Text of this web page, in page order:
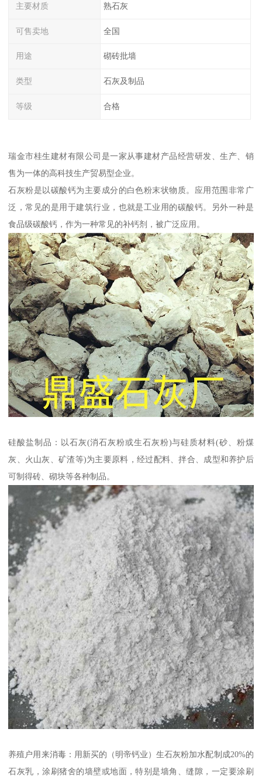
主要材质 熟石灰
可售卖地 全国
用途 砌砖批墙
类型 石灰及制品
等级 合格
瑞金市桂生建材有限公司是一家从事建材产品经营研发、生产、销
售为一体的高科技生产贸易型企业。
石灰粉是以碳酸钙为主要成分的白色粉末状物质。应用范围非常广
泛，常见的是用于建筑行业，也就是工业用的碳酸钙。另外一种是
食品级碳酸钙，作为一种常见的补钙剂，被广泛应用。
硅酸盐制品：以石灰(消石灰粉或生石灰粉)与硅质材料(砂、粉煤
灰、火山灰、矿渣等)为主要原料，经过配料、拌合、成型和养护后
可制得砖、砌块等各种制品。
养殖户用来消毒：用新买的（明帝钙业）生石灰粉加水配制成20%的
石灰乳，涂刷猪舍的墙壁或地面，特别是墙角、缝隙，一定要涂刷